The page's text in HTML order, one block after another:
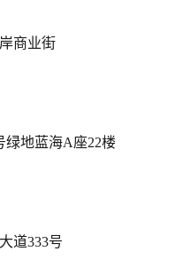
商业街
地蓝海A座22楼
道333号